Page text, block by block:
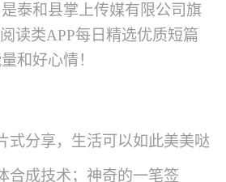
泰和县掌上传媒有限公司旗
读类APP每日精选优质短篇
和好心情！
式分享，生活可以如此美美哒
合成技术；神奇的一笔签